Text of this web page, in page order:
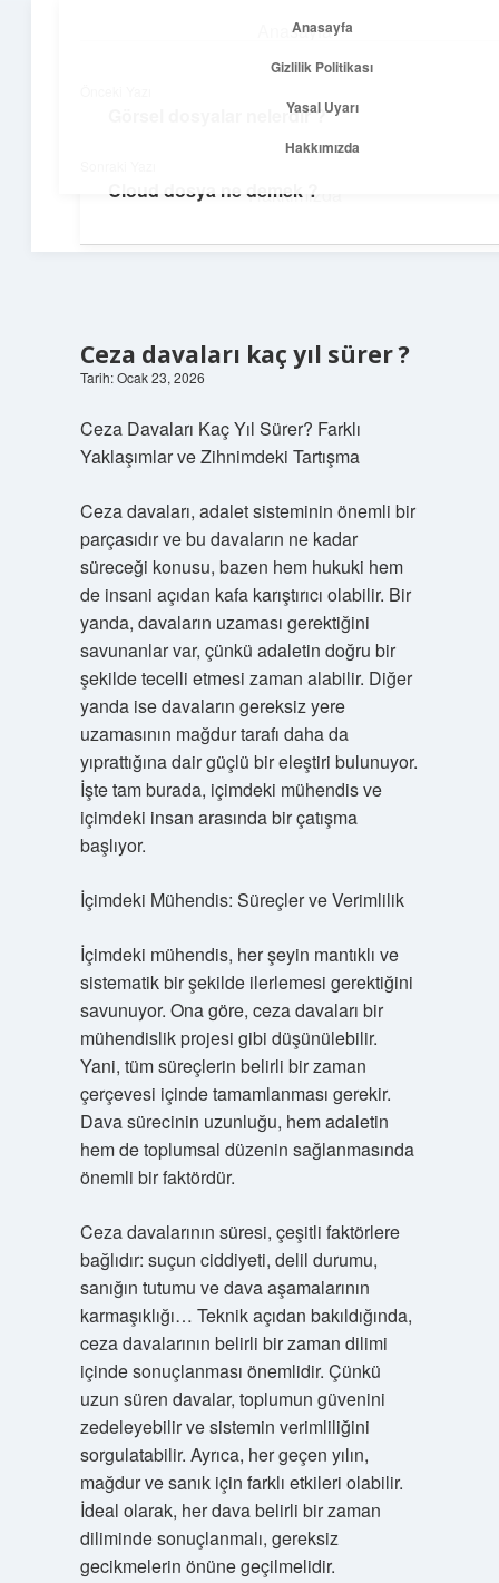
Anasayfa
Yasal Uyarı
Hakkımızda
Yolculuk ve İlham
Ceza davaları kaç yıl sürer ?
Tarih: Ocak 23, 2026
Ceza Davaları Kaç Yıl Sürer? Farklı
Yaklaşımlar ve Zihnimdeki Tartışma
Ceza davaları, adalet sisteminin önemli bir
parçasıdır ve bu davaların ne kadar
süreceği konusu, bazen hem hukuki hem
de insani açıdan kafa karıştırıcı olabilir. Bir
yanda, davaların uzaması gerektiğini
savunanlar var, çünkü adaletin doğru bir
şekilde tecelli etmesi zaman alabilir. Diğer
yanda ise davaların gereksiz yere
uzamasının mağdur tarafı daha da
yıprattığına dair güçlü bir eleştiri bulunuyor.
İşte tam burada, içimdeki mühendis ve
içimdeki insan arasında bir çatışma
başlıyor.
İçimdeki Mühendis: Süreçler ve Verimlilik
İçimdeki mühendis, her şeyin mantıklı ve
sistematik bir şekilde ilerlemesi gerektiğini
savunuyor. Ona göre, ceza davaları bir
mühendislik projesi gibi düşünülebilir.
Yani, tüm süreçlerin belirli bir zaman
çerçevesi içinde tamamlanması gerekir.
Dava sürecinin uzunluğu, hem adaletin
hem de toplumsal düzenin sağlanmasında
önemli bir faktördür.
Ceza davalarının süresi, çeşitli faktörlere
bağlıdır: suçun ciddiyeti, delil durumu,
sanığın tutumu ve dava aşamalarının
karmaşıklığı… Teknik açıdan bakıldığında,
ceza davalarının belirli bir zaman dilimi
içinde sonuçlanması önemlidir. Çünkü
uzun süren davalar, toplumun güvenini
zedeleyebilir ve sistemin verimliliğini
sorgulatabilir. Ayrıca, her geçen yılın,
mağdur ve sanık için farklı etkileri olabilir.
İdeal olarak, her dava belirli bir zaman
diliminde sonuçlanmalı, gereksiz
gecikmelerin önüne geçilmelidir.
Görsel dosyalar nelerdir ?
Cloud dosya ne demek ?
Anasayfa
Gizlilik Politikası
Yasal Uyarı
Hakkımızda